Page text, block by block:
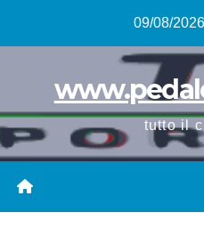
09/08/2026
tutto il